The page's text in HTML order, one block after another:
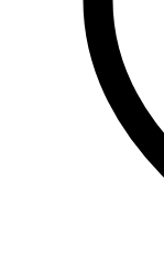
Дитяча
Новини
Ресурс
ЦУЖМ
Проєкт
Про
На
Медична